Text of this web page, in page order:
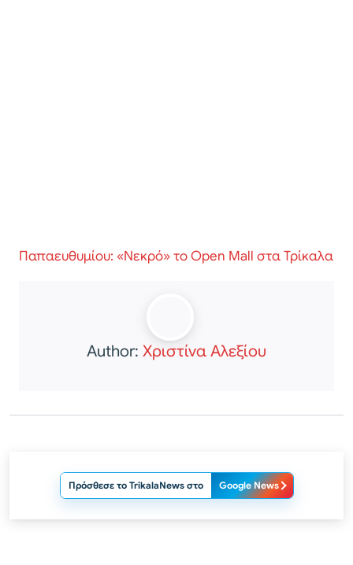
Παπαευθυμίου: «Νεκρό» το Open Mall στα Τρίκαλα
Author: Χριστίνα Αλεξίου
Πρόσθεσε το TrikalaNews στο Google News